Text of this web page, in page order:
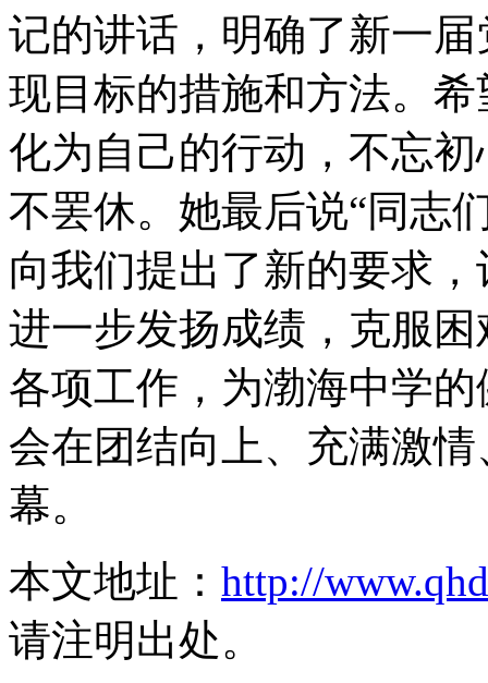
记的讲话，明确了新一
现目标的措施和方法。
化为自己的行动，不忘
不罢休。她最后说“同志
向我们提出了新的要求
进一步发扬成绩，克服
各项工作，为渤海中学
会在团结向上、充满激
幕。
本文地址： http://
请注明出处。